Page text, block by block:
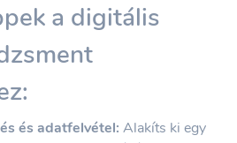
a digitális
és adatfelvétel: Alakíts ki egy